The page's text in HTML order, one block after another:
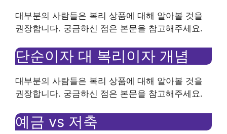
대부분의 사람들은 복리 상품에 대해 알아볼 것을
권장합니다. 궁금하신 점은 본문을 참고해주세요.
단순이자 대 복리이자 개념
대부분의 사람들은 복리 상품에 대해 알아볼 것을
권장합니다. 궁금하신 점은 본문을 참고해주세요.
예금 vs 저축